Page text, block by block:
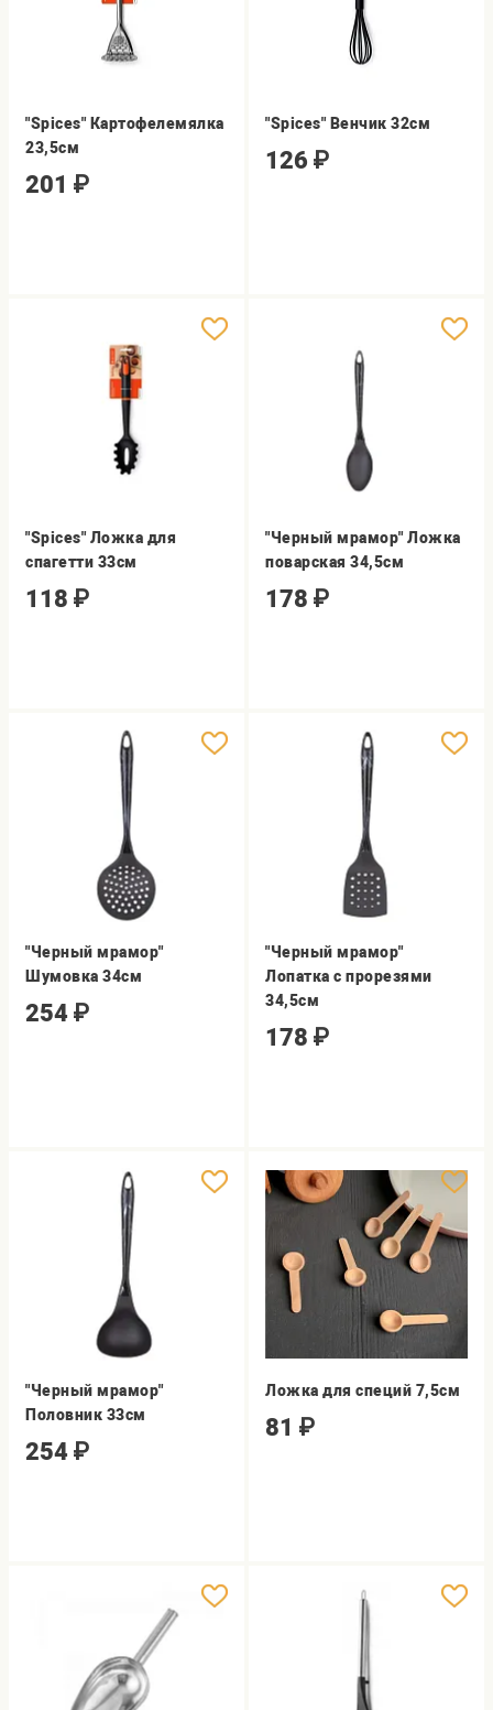
"Spices" Картофелемялка
23,5см
201 ₽
"Spices" Венчик 32см
126 ₽
"Spices" Ложка для
спагетти 33см
118 ₽
"Черный мрамор" Ложка
поварская 34,5см
178 ₽
"Черный мрамор"
Шумовка 34см
254 ₽
"Черный мрамор"
Лопатка с прорезями
34,5см
178 ₽
"Черный мрамор"
Половник 33см
254 ₽
Ложка для специй 7,5см
81 ₽